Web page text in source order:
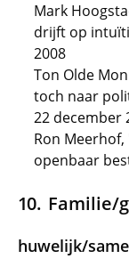
Mark
drijft op
2008
Ton Olde
toch naar
22 december
Ron
openbaar
Familie/
huwelijk/